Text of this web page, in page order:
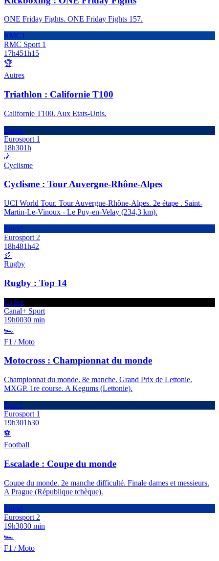
ONE Friday Fights. ONE Friday Fights 157.
RMC1
RMC Sport 1
17h451h15
🏆
Autres
Triathlon : Californie T100
Californie T100. Aux Etats-Unis.
Euro1
Eurosport 1
18h301h
🚴
Cyclisme
Cyclisme : Tour Auvergne-Rhône-Alpes
UCI World Tour. Tour Auvergne-Rhône-Alpes. 2e étape . Saint-
Martin-Le-Vinoux - Le Puy-en-Velay (234,3 km).
Euro2
Eurosport 2
18h481h42
🏉
Rugby
Rugby : Top 14
C+Spt
Canal+ Sport
19h0030 min
🏎️
F1 / Moto
Motocross : Championnat du monde
Championnat du monde. 8e manche. Grand Prix de Lettonie.
MXGP. 1re course. A Kegums (Lettonie).
Euro1
Eurosport 1
19h301h30
⚽
Football
Escalade : Coupe du monde
Coupe du monde. 2e manche difficulté. Finale dames et messieurs.
A Prague (République tchèque).
Euro2
Eurosport 2
19h3030 min
🏎️
F1 / Moto